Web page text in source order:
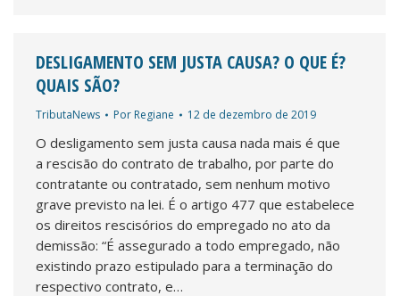
DESLIGAMENTO SEM JUSTA CAUSA? O QUE É?
QUAIS SÃO?
TributaNews Por Regiane 12 de dezembro de 2019
O desligamento sem justa causa nada mais é que
a rescisão do contrato de trabalho, por parte do
contratante ou contratado, sem nenhum motivo
grave previsto na lei. É o artigo 477 que estabelece
os direitos rescisórios do empregado no ato da
demissão: “É assegurado a todo empregado, não
existindo prazo estipulado para a terminação do
respectivo contrato, e…